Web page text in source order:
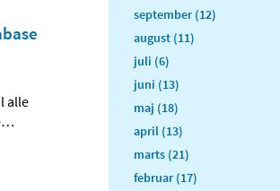
alle
…
september (12)
august (11)
juli (6)
juni (13)
maj (18)
april (13)
marts (21)
februar (17)